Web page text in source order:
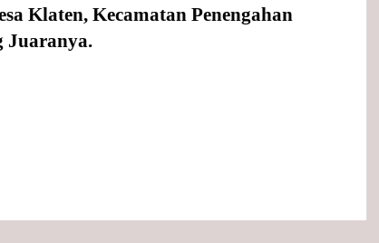
Klaten, Kecamatan Penengahan
Juaranya.